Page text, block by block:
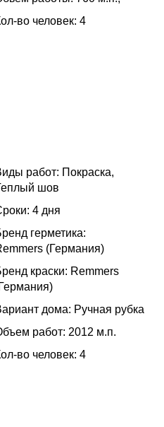
во человек: 4
работ: Покраска,
шов
4 дня
герметика:
(Германия)
краски: Remmers
дома: Ручная рубка
работ: 2012 м.п.
во человек: 4